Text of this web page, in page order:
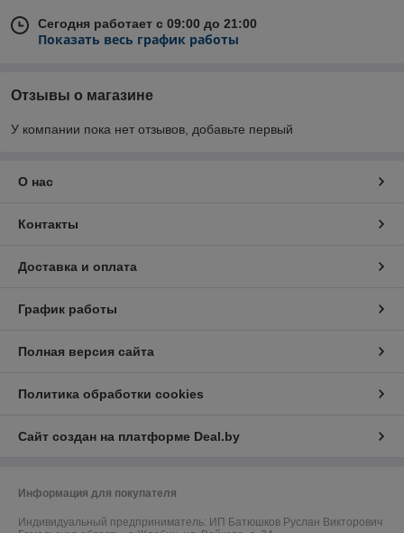
Сегодня работает с 09:00 до 21:00
Показать весь график работы
Отзывы о магазине
У компании пока нет отзывов, добавьте первый
О нас
Контакты
Доставка и оплата
График работы
Полная версия сайта
Политика обработки cookies
Сайт создан на платформе Deal.by
Информация для покупателя
Индивидуальный предприниматель: ИП Батюшков Руслан Викторович